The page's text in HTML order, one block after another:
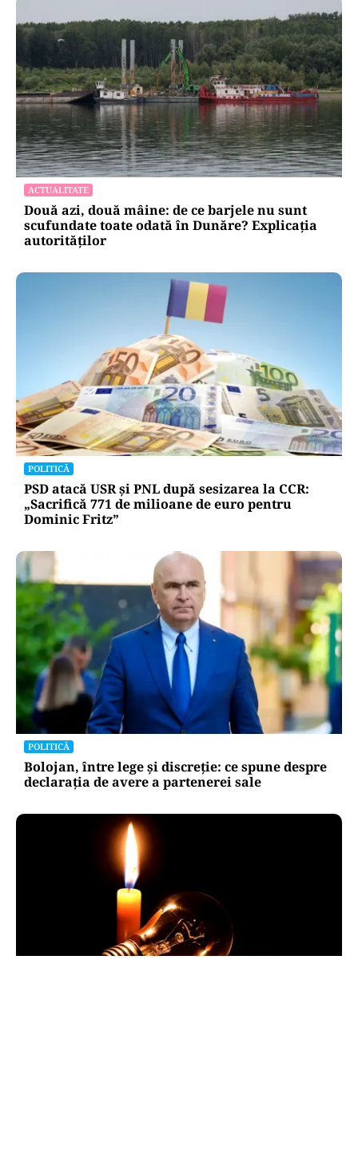
ACTUALITATE
Două azi, două mâine: de ce barjele nu sunt
scufundate toate odată în Dunăre? Explicația
autorităților
POLITICĂ
PSD atacă USR și PNL după sesizarea la CCR:
„Sacrifică 771 de milioane de euro pentru
Dominic Fritz”
POLITICĂ
Bolojan, între lege și discreție: ce spune despre
declarația de avere a partenerei sale